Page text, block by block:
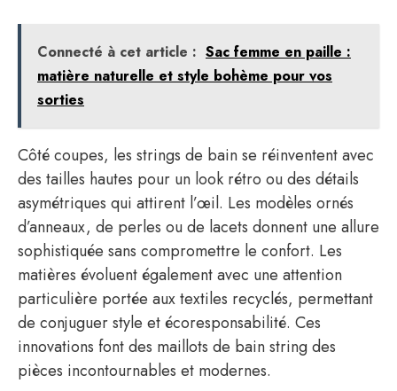
Connecté à cet article : Sac femme en paille :
matière naturelle et style bohème pour vos
sorties
Côté coupes, les strings de bain se réinventent avec
des tailles hautes pour un look rétro ou des détails
asymétriques qui attirent l’œil. Les modèles ornés
d’anneaux, de perles ou de lacets donnent une allure
sophistiquée sans compromettre le confort. Les
matières évoluent également avec une attention
particulière portée aux textiles recyclés, permettant
de conjuguer style et écoresponsabilité. Ces
innovations font des maillots de bain string des
pièces incontournables et modernes.